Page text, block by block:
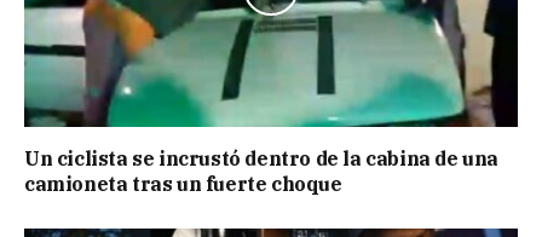
Un ciclista se incrustó dentro de la cabina de una
camioneta tras un fuerte choque